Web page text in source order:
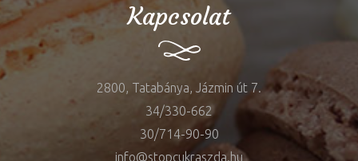
Kapcsolat
2800, Tatabánya, Jázmin út 7.
34/330-662
30/714-90-90
info@stopcukraszda.hu